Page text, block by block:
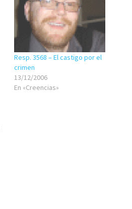
Resp. 3568 – El castigo por el
crimen
13/12/2006
En «Creencias»